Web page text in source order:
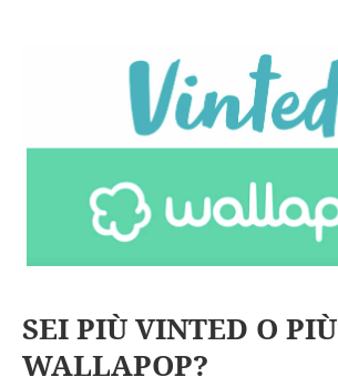
SEI PIÙ VINTED O PIÙ
WALLAPOP?